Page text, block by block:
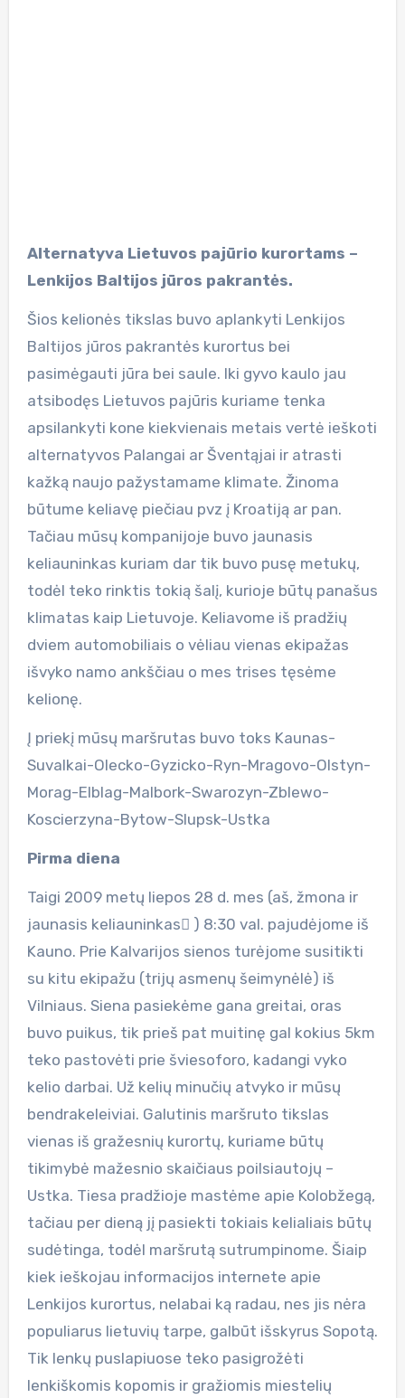
Alternatyva Lietuvos pajūrio kurortams –
Lenkijos Baltijos jūros pakrantės.
Šios kelionės tikslas buvo aplankyti Lenkijos
Baltijos jūros pakrantės kurortus bei
pasimėgauti jūra bei saule. Iki gyvo kaulo jau
atsibodęs Lietuvos pajūris kuriame tenka
apsilankyti kone kiekvienais metais vertė ieškoti
alternatyvos Palangai ar Šventąjai ir atrasti
kažką naujo pažystamame klimate. Žinoma
būtume keliavę piečiau pvz į Kroatiją ar pan.
Tačiau mūsų kompanijoje buvo jaunasis
keliauninkas kuriam dar tik buvo pusę metukų,
todėl teko rinktis tokią šalį, kurioje būtų panašus
klimatas kaip Lietuvoje. Keliavome iš pradžių
dviem automobiliais o vėliau vienas ekipažas
išvyko namo ankščiau o mes trises tęsėme
kelionę.
Į priekį mūsų maršrutas buvo toks Kaunas-
Suvalkai-Olecko-Gyzicko-Ryn-Mragovo-Olstyn-
Morag-Elblag-Malbork-Swarozyn-Zblewo-
Koscierzyna-Bytow-Slupsk-Ustka
Pirma diena
Taigi 2009 metų liepos 28 d. mes (aš, žmona ir
jaunasis keliauninkas ) 8:30 val. pajudėjome iš
Kauno. Prie Kalvarijos sienos turėjome susitikti
su kitu ekipažu (trijų asmenų šeimynėlė) iš
Vilniaus. Siena pasiekėme gana greitai, oras
buvo puikus, tik prieš pat muitinę gal kokius 5km
teko pastovėti prie šviesoforo, kadangi vyko
kelio darbai. Už kelių minučių atvyko ir mūsų
bendrakeleiviai. Galutinis maršruto tikslas
vienas iš gražesnių kurortų, kuriame būtų
tikimybė mažesnio skaičiaus poilsiautojų –
Ustka. Tiesa pradžioje mastėme apie Kolobžegą,
tačiau per dieną jį pasiekti tokiais kelialiais būtų
sudėtinga, todėl maršrutą sutrumpinome. Šiaip
kiek ieškojau informacijos internete apie
Lenkijos kurortus, nelabai ką radau, nes jis nėra
populiarus lietuvių tarpe, galbūt išskyrus Sopotą.
Tik lenkų puslapiuose teko pasigrožėti
lenkiškomis kopomis ir gražiomis miestelių